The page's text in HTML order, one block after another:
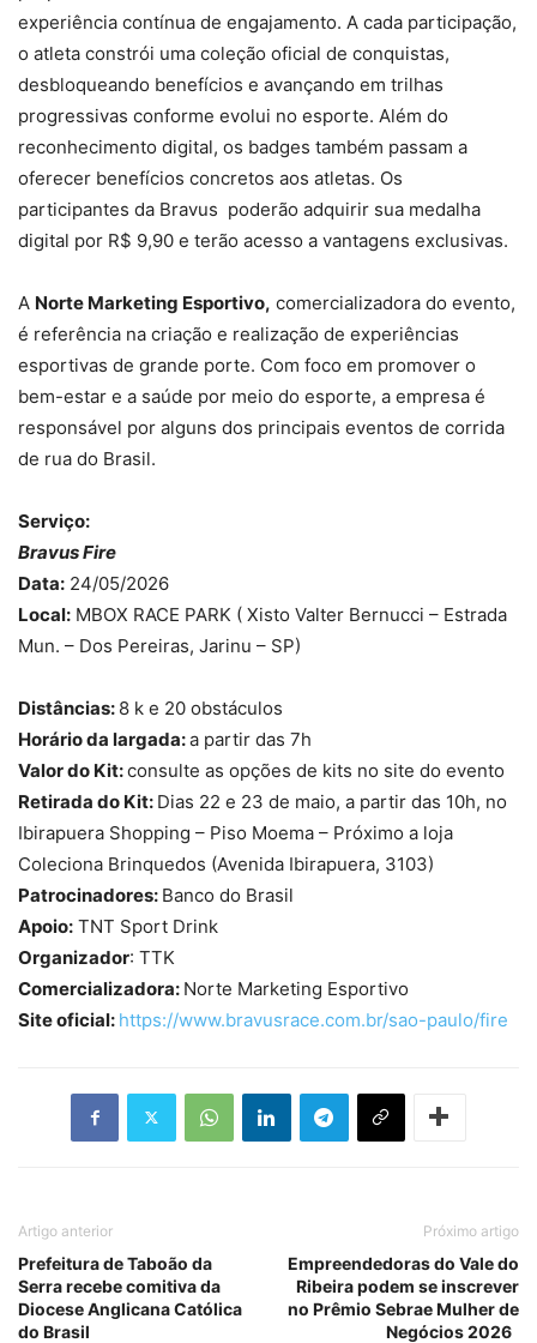
experiência contínua de engajamento. A cada participação,
o atleta constrói uma coleção oficial de conquistas,
desbloqueando benefícios e avançando em trilhas
progressivas conforme evolui no esporte. Além do
reconhecimento digital, os badges também passam a
oferecer benefícios concretos aos atletas. Os
participantes da Bravus poderão adquirir sua medalha
digital por R$ 9,90 e terão acesso a vantagens exclusivas.
A Norte Marketing Esportivo, comercializadora do evento,
é referência na criação e realização de experiências
esportivas de grande porte. Com foco em promover o
bem-estar e a saúde por meio do esporte, a empresa é
responsável por alguns dos principais eventos de corrida
de rua do Brasil.
Serviço:
Bravus Fire
Data: 24/05/2026
Local: MBOX RACE PARK ( Xisto Valter Bernucci – Estrada
Mun. – Dos Pereiras, Jarinu – SP)
Distâncias: 8 k e 20 obstáculos
Horário da largada:a partir das 7h
Valor do Kit:consulte as opções de kits no site do evento
Retirada do Kit: Dias 22 e 23 de maio, a partir das 10h, no
Ibirapuera Shopping – Piso Moema – Próximo a loja
Coleciona Brinquedos (Avenida Ibirapuera, 3103)
Patrocinadores: Banco do Brasil
Apoio: TNT Sport Drink
Organizador: TTK
Comercializadora: Norte Marketing Esportivo
Site oficial: https://www.bravusrace.com.br/sao-paulo/fire
Artigo anterior
Prefeitura de Taboão da
Serra recebe comitiva da
Diocese Anglicana Católica
do Brasil
Próximo artigo
Empreendedoras do Vale do
Ribeira podem se inscrever
no Prêmio Sebrae Mulher de
Negócios 2026